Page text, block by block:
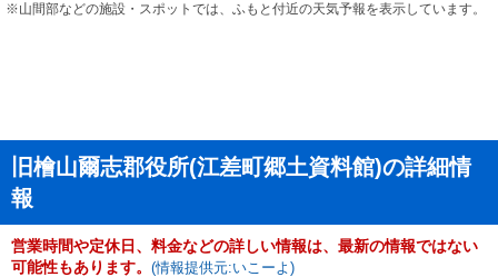
※山間部などの施設・スポットでは、ふもと付近の天気予報を表示しています。
旧檜山爾志郡役所(江差町郷土資料館)の詳細情
報
営業時間や定休日、料金などの詳しい情報は、最新の情報ではない
可能性もあります。 (情報提供元:いこーよ)